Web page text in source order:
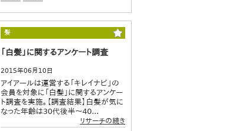
髪
「白髪」に関するアンケート調査
2015年06月10日
アイアールは運営する「キレイナビ」の
会員を対象に「白髪」に関するアンケー
ト調査を実施。【調査結果】白髪が気に
なった年齢は30代後半～40...
リサーチの続き